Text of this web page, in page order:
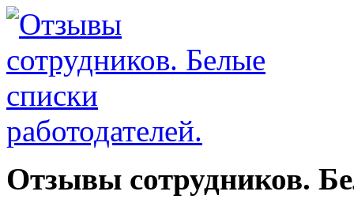
Отзывы сотрудников.